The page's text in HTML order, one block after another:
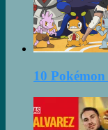
10